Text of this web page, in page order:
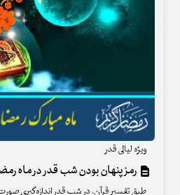
ویژه لیالی قدر
رمز پنهان بودن شب قدر در ماه
طبق تفسیر قرآن، در شب قدر اندازه‌گیری